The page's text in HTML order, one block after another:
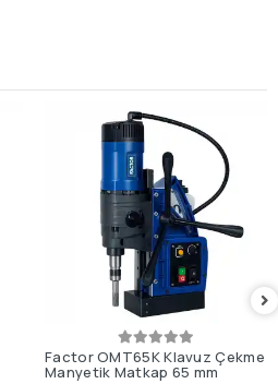
Factor OMT65K Klavuz Çekme
Manyetik Matkap 65 mm